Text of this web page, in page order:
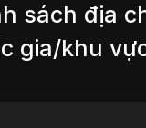
sách địa
gia/khu